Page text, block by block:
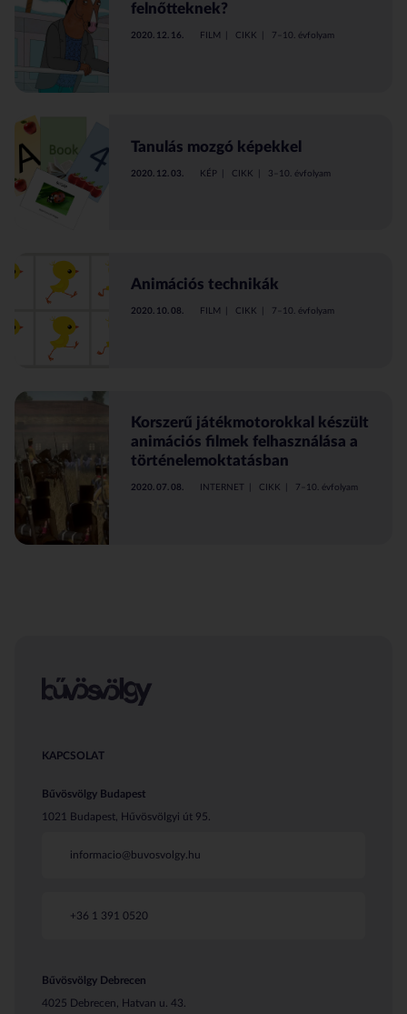
felnőtteknek?
2020. 12. 16. FILM CIKK 7–10. évfolyam
Tanulás mozgó képekkel
2020. 12. 03. KÉP CIKK 3–10. évfolyam
Animációs technikák
2020. 10. 08. FILM CIKK 7–10. évfolyam
Korszerű játékmotorokkal készült
animációs filmek felhasználása a
történelemoktatásban
2020. 07. 08. INTERNET CIKK 7–10. évfolyam
KAPCSOLAT
Bűvösvölgy Budapest
1021 Budapest, Hűvösvölgyi út 95.
informacio@buvosvolgy.hu
+36 1 391 0520
Bűvösvölgy Debrecen
4025 Debrecen, Hatvan u. 43.